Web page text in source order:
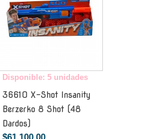
Disponible: 5 unidades
36610 X-Shot Insanity
Berzerko 8 Shot (48
Dardos)
$61.100,00